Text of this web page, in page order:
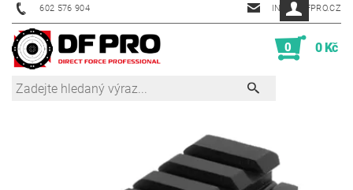
602 576 904 INFO@DFPRO.CZ
0 0 Kč